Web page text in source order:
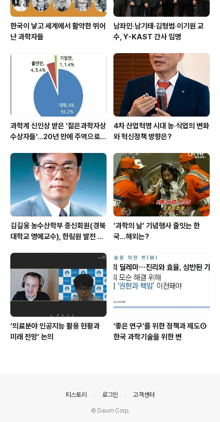
한국이 낳고 세계에서 활약한 뛰어
난 과학자들
남좌민·남기태·김형범·이기원 교
수, Y-KAST 간사 임명
과학계 신인상 받은 '젊은과학자상
수상자들'…20년 만에 주역으로
4차 산업혁명 시대 농·식업의 변화
와 혁신정책 방향은?
김길웅 농수산학부 종신회원(경북
대학교 명예교수), 한림원 발전 위
‘과학의 날’ 기념행사 줄잇는 한
국…해외는?
‘의료분야 인공지능 활용 현황과
미래 전망’ 논의
‘좋은 연구’를 위한 정책과 제도①
한국 과학기술을 위한 변
티스토리 로그인 고객센터
© Daum Corp.